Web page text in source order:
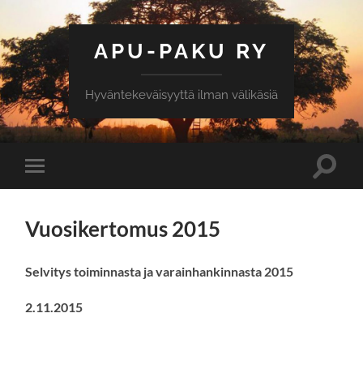
APU-PAKU RY
Hyväntekeväisyyttä ilman välikäsiä
Toggle
mobile
Toggle
Vuosikertomus 2015
Selvitys toiminnasta ja varainhankinnasta 2015
2.11.2015